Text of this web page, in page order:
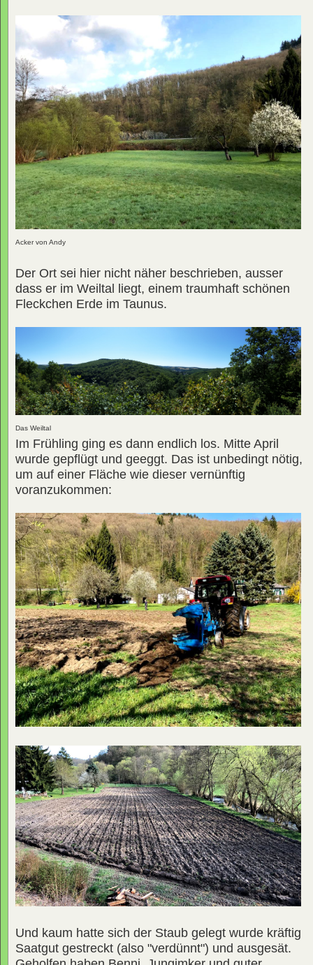
Acker von Andy
Der Ort sei hier nicht näher beschrieben, ausser
dass er im Weiltal liegt, einem traumhaft schönen
Fleckchen Erde im Taunus.
Das Weiltal
Im Frühling ging es dann endlich los. Mitte April
wurde gepflügt und geeggt. Das ist unbedingt nötig,
um auf einer Fläche wie dieser vernünftig
voranzukommen:
Und kaum hatte sich der Staub gelegt wurde kräftig
Saatgut gestreckt (also "verdünnt") und ausgesät.